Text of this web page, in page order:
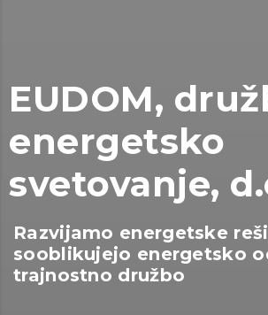
EUDOM,
energetsko
svetovanje,
Razvijamo energetske
sooblikujejo energetsko
trajnostno družbo